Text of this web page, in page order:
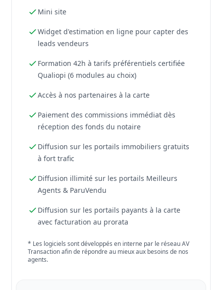
Mini site
Widget d'estimation en ligne pour capter des
leads vendeurs
Formation 42h à tarifs préférentiels certifiée
Qualiopi (6 modules au choix)
Accès à nos partenaires à la carte
Paiement des commissions immédiat dès
réception des fonds du notaire
Diffusion sur les portails immobiliers gratuits
à fort trafic
Diffusion illimité sur les portails Meilleurs
Agents & ParuVendu
Diffusion sur les portails payants à la carte
avec facturation au prorata
* Les logiciels sont développés en interne par le réseau AV
Transaction afin de répondre au mieux aux besoins de nos
agents.